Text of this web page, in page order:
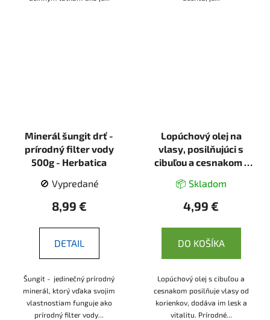
Minerál šungit drť -
prírodný filter vody
500g - Herbatica
🚫 Vypredané
8,99 €
DETAIL
Šungit - jedinečný prírodný
minerál, ktorý vďaka svojim
vlastnostiam funguje ako
prírodný filter vody...
Lopúchový olej na
vlasy, posilňujúci s
cibuľou a cesnakom -
📦 Skladom
4,99 €
DO KOŠÍKA
Lopúchový olej s cibuľou a
cesnakom posilňuje vlasy od
korienkov, dodáva im lesk a
vitalitu. Prírodné...